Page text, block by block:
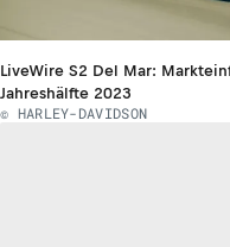
LiveWire S2 Del Mar:
Jahreshälfte 2023
© HARLEY-DAVIDSON